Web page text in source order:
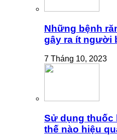
Những bệnh
gây ra ít người
7 Tháng 10, 2023
Sử dụng thuốc
thế nào hiệu